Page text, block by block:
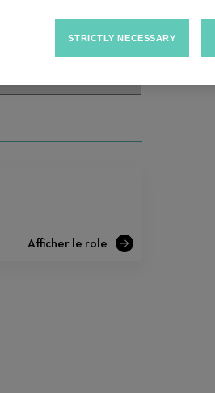
d'emploiSTRICTLY NECESSARY